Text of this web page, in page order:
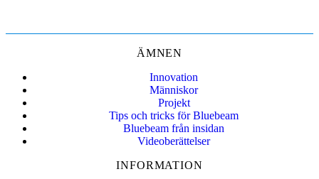
ÄMNEN
Innovation
Människor
Projekt
Tips och tricks för Bluebeam
Bluebeam från insidan
Videoberättelser
INFORMATION